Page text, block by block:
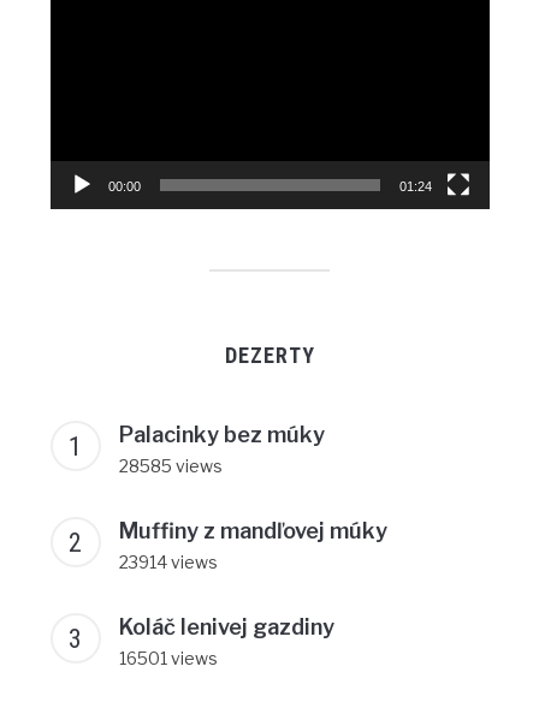
00:00 01:24
DEZERTY
Palacinky bez múky
28585 views
Muffiny z mandľovej múky
23914 views
Koláč lenivej gazdiny
16501 views